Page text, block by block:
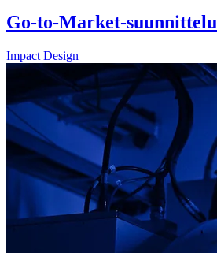
Go-to-Market-suunnittelu
Impact Design